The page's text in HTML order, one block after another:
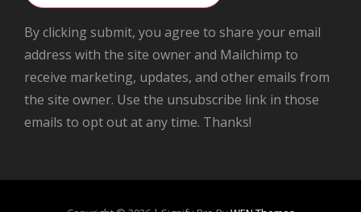
By clicking submit, you agree to share your email
address with the site owner and Mailchimp to
receive marketing, updates, and other emails from
the site owner. Use the unsubscribe link in those
emails to opt out at any time. Thanks!